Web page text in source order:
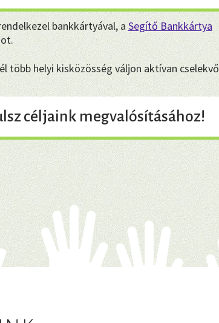
bankkártyával, aSegítő Bankkártya
több helyi kisközösség váljon aktívan cselekvő
céljaink megvalósításához!